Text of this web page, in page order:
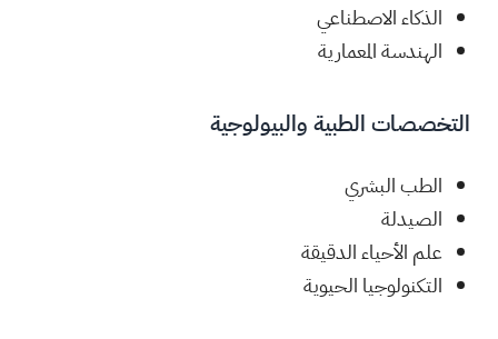
الذكاء الاصطناعي
الهندسة المعمارية
التخصصات الطبية والبيولوجية
الطب البشري
الصيدلة
علم الأحياء الدقيقة
التكنولوجيا الحيوية